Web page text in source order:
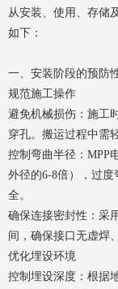
从安装、使用、存储
如下：
一、安装阶段的预防
规范施工操作
避免机械损伤：施工
穿孔。搬运过程中需
控制弯曲半径：MPP
外径的6-8倍），过
全。
确保连接密封性：采
间，确保接口无虚焊
优化埋设环境
控制埋设深度：根据